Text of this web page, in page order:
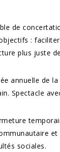
de
:
plus juste
annuelle de
Spectacle
sociales.